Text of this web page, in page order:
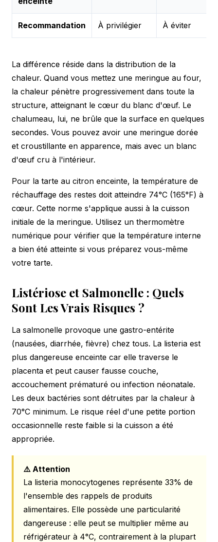
Recommandation À privilégier À éviter
La différence réside dans la distribution de la
chaleur. Quand vous mettez une meringue au four,
la chaleur pénètre progressivement dans toute la
structure, atteignant le cœur du blanc d'œuf. Le
chalumeau, lui, ne brûle que la surface en quelques
secondes. Vous pouvez avoir une meringue dorée
et croustillante en apparence, mais avec un blanc
d'œuf cru à l'intérieur.
Pour la tarte au citron enceinte, la température de
réchauffage des restes doit atteindre 74°C (165°F) à
cœur. Cette norme s'applique aussi à la cuisson
initiale de la meringue. Utilisez un thermomètre
numérique pour vérifier que la température interne
a bien été atteinte si vous préparez vous-même
votre tarte.
Listériose et Salmonelle : Quels
Sont Les Vrais Risques ?
La salmonelle provoque une gastro-entérite
(nausées, diarrhée, fièvre) chez tous. La listeria est
plus dangereuse enceinte car elle traverse le
placenta et peut causer fausse couche,
accouchement prématuré ou infection néonatale.
Les deux bactéries sont détruites par la chaleur à
70°C minimum. Le risque réel d'une petite portion
occasionnelle reste faible si la cuisson a été
appropriée.
⚠️ Attention
La listeria monocytogenes représente 33% de
l'ensemble des rappels de produits
alimentaires. Elle possède une particularité
dangereuse : elle peut se multiplier même au
réfrigérateur à 4°C, contrairement à la plupart